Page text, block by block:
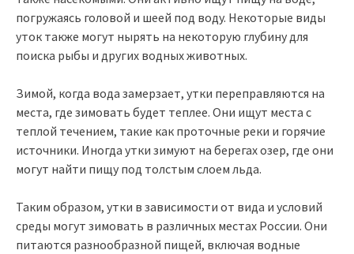
погружаясь головой и шеей под воду. Некоторые виды
уток также могут нырять на некоторую глубину для
поиска рыбы и других водных животных.
Зимой, когда вода замерзает, утки переправляются на
места, где зимовать будет теплее. Они ищут места с
теплой течением, такие как проточные реки и горячие
источники. Иногда утки зимуют на берегах озер, где они
могут найти пищу под толстым слоем льда.
Таким образом, утки в зависимости от вида и условий
среды могут зимовать в различных местах России. Они
питаются разнообразной пищей, включая водные